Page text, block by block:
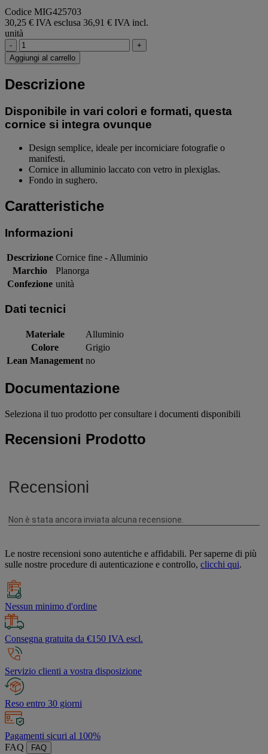
Codice MIG425703
30,25 € IVA esclusa 36,91 € IVA incl.
unità
-
+
Aggiungi al carrello
Descrizione
Disponibile in vari colori e formati, questa
cornice si integra ovunque
Design semplice, ideale per incorniciare fotografie o
manifesti.
Cornice in alluminio laccato con vetro in plexiglas.
Fondo in sughero.
Caratteristiche
Informazioni
Descrizione Cornice fine - Alluminio
Marchio
Planorga
Confezione unità
Dati tecnici
Materiale
Alluminio
Colore
Grigio
Lean Management no
Documentazione
Seleziona il tuo prodotto per consultare i documenti disponibili
Recensioni Prodotto
Le nostre recensioni sono autentiche e affidabili. Per saperne di più
sulle nostre procedure di autenticazione e controllo, clicchi qui.
Nessun minimo d'ordine
Consegna gratuita da €150 IVA escl.
Servizio clienti a vostra disposizione
Reso entro 30 giorni
Pagamenti sicuri al 100%
FAQ
FAQ